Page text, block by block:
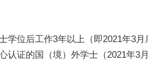
位后工作3年以上（即2021年3月
证的国（境）外学士（2021年3